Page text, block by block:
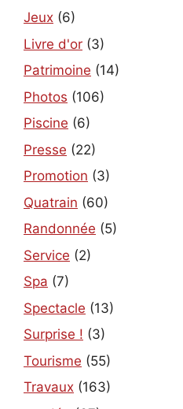
Jeux (6)
Livre d'or (3)
Patrimoine (14)
Photos (106)
Piscine (6)
Presse (22)
Promotion (3)
Quatrain (60)
Randonnée (5)
Service (2)
Spa (7)
Spectacle (13)
Surprise ! (3)
Tourisme (55)
Travaux (163)